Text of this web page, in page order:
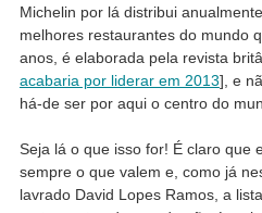
Michelin por lá distribui
melhores restaurantes do mundo
anos, é elaborada pela revista
acabaria por liderar em 2013], e
há-de ser por aqui o centro do
Seja lá o que isso for! É claro que
sempre o que valem e, como já
lavrado David Lopes Ramos, a